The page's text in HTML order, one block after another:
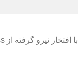
با افتخار نیرو گرفته از WordPress